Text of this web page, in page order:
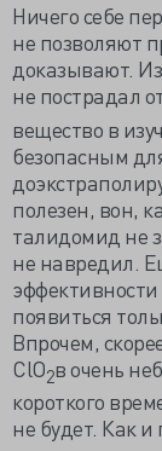
Ничего себе
не позволяют
доказывают.
не пострадал
вещество в
безопасным
полезен, вон,
талидомид не
не навредил.
появиться
Впрочем,
ClO2в очень
короткого
не будет. Как и